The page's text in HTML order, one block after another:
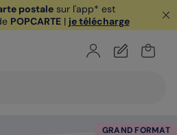
postale sur l'app* est
POPCARTE| je télécharge
GRAND FORMAT